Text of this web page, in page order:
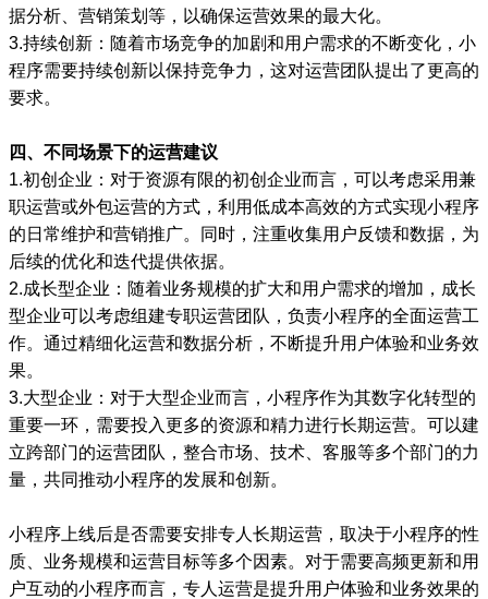
据分析、营销策划等，以确保运营效果的最大化。
3.持续创新：随着市场竞争的加剧和用户需求的不断变化，小
程序需要持续创新以保持竞争力，这对运营团队提出了更高的
要求。
四、不同场景下的运营建议
1.初创企业：对于资源有限的初创企业而言，可以考虑采用兼
职运营或外包运营的方式，利用低成本高效的方式实现小程序
的日常维护和营销推广。同时，注重收集用户反馈和数据，为
后续的优化和迭代提供依据。
2.成长型企业：随着业务规模的扩大和用户需求的增加，成长
型企业可以考虑组建专职运营团队，负责小程序的全面运营工
作。通过精细化运营和数据分析，不断提升用户体验和业务效
果。
3.大型企业：对于大型企业而言，小程序作为其数字化转型的
重要一环，需要投入更多的资源和精力进行长期运营。可以建
立跨部门的运营团队，整合市场、技术、客服等多个部门的力
量，共同推动小程序的发展和创新。
小程序上线后是否需要安排专人长期运营，取决于小程序的性
质、业务规模和运营目标等多个因素。对于需要高频更新和用
户互动的小程序而言，专人运营是提升用户体验和业务效果的